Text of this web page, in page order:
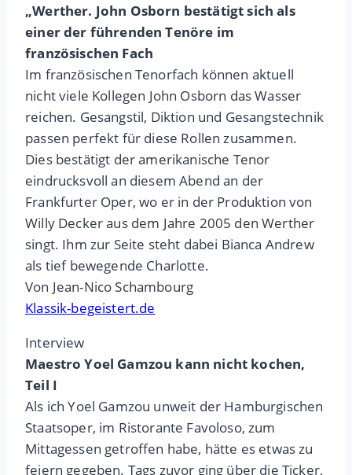
„Werther. John Osborn bestätigt sich als
einer der führenden Tenöre im
französischen Fach
Im französischen Tenorfach können aktuell
nicht viele Kollegen John Osborn das Wasser
reichen. Gesangstil, Diktion und Gesangstechnik
passen perfekt für diese Rollen zusammen.
Dies bestätigt der amerikanische Tenor
eindrucksvoll an diesem Abend an der
Frankfurter Oper, wo er in der Produktion von
Willy Decker aus dem Jahre 2005 den Werther
singt. Ihm zur Seite steht dabei Bianca Andrew
als tief bewegende Charlotte.
Von Jean-Nico Schambourg
Klassik-begeistert.de
Interview
Maestro Yoel Gamzou kann nicht kochen,
Teil I
Als ich Yoel Gamzou unweit der Hamburgischen
Staatsoper, im Ristorante Favoloso, zum
Mittagessen getroffen habe, hätte es etwas zu
feiern gegeben. Tags zuvor ging über die Ticker,